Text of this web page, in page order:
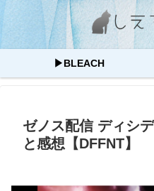
▶BLEACH
ゼノス配信 ディシ
と感想【DFFNT】